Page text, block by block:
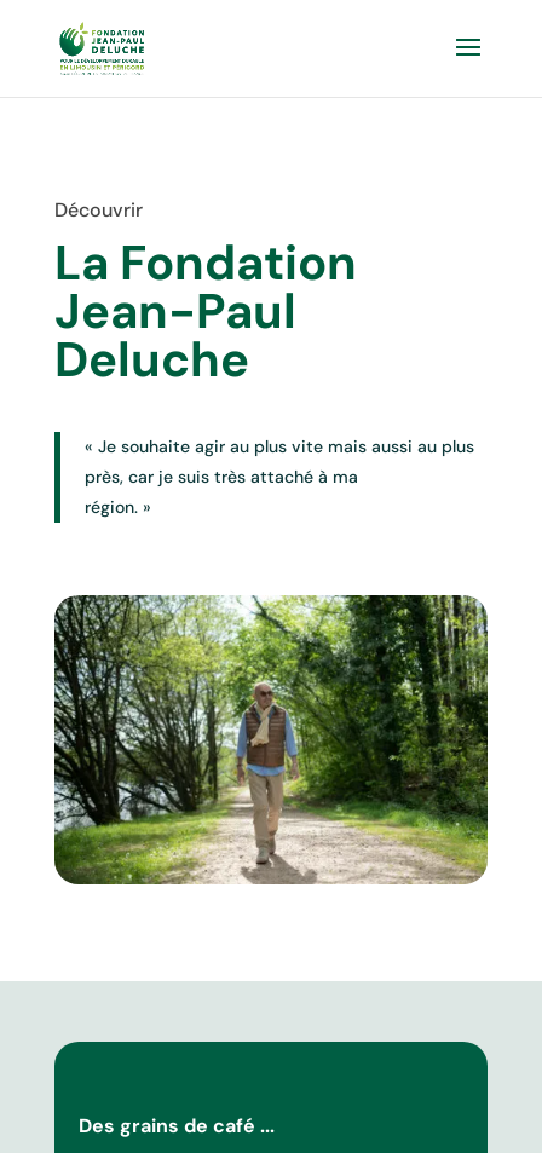
Découvrir
La Fondation
Jean-Paul
Deluche
« Je souhaite agir au plus vite mais aussi au plus
près, car je suis très attaché à ma
région. »
Des grains de café ...